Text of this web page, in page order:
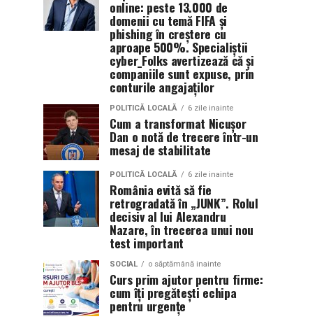
online: peste 13.000 de
domenii cu temă FIFA și
phishing în creștere cu
aproape 500%. Specialiștii
cyber_Folks avertizează că și
companiile sunt expuse, prin
conturile angajaților
POLITICĂ LOCALĂ 6 zile inainte
Cum a transformat Nicușor
Dan o notă de trecere într-un
mesaj de stabilitate
POLITICĂ LOCALĂ 6 zile inainte
România evită să fie
retrogradată în „JUNK”. Rolul
decisiv al lui Alexandru
Nazare, în trecerea unui nou
test important
SOCIAL o săptămână inainte
Curs prim ajutor pentru firme:
cum îți pregătești echipa
pentru urgențe